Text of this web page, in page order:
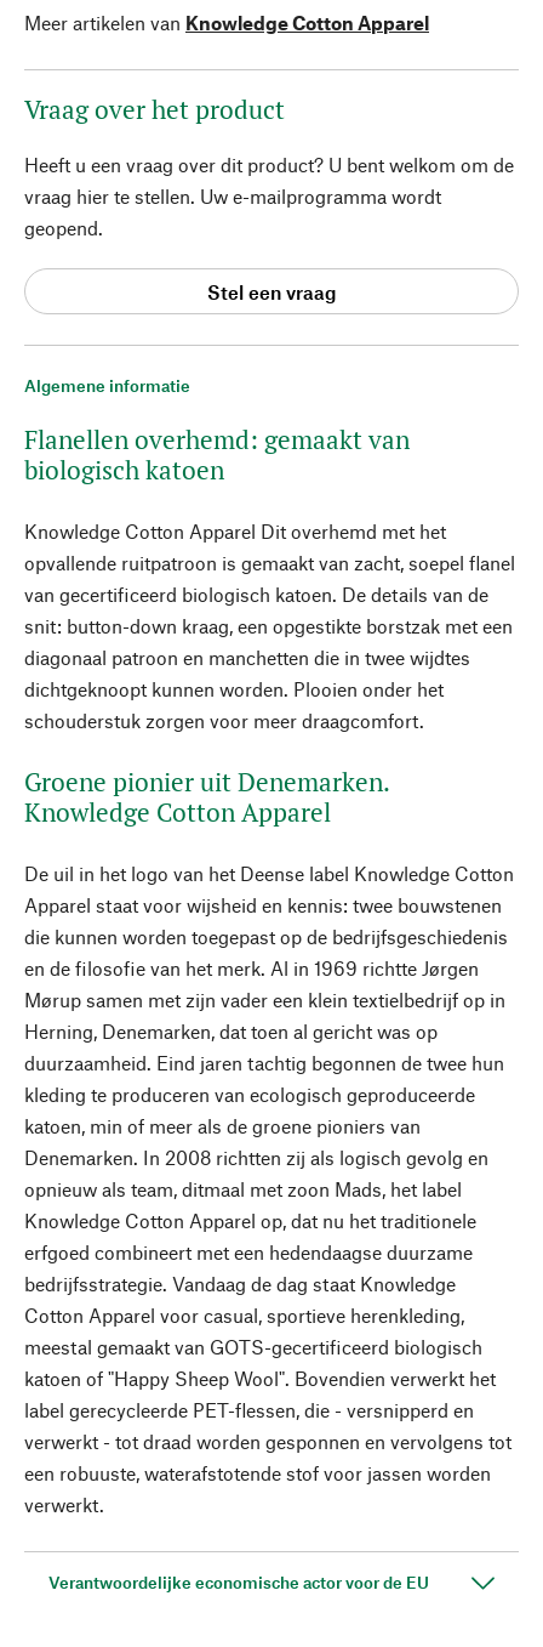
Algemene informatie
Flanellen overhemd: gemaakt van
biologisch katoen
Knowledge Cotton Apparel Dit overhemd met het
opvallende ruitpatroon is gemaakt van zacht, soepel flanel
van gecertificeerd biologisch katoen. De details van de
snit: button-down kraag, een opgestikte borstzak met een
diagonaal patroon en manchetten die in twee wijdtes
dichtgeknoopt kunnen worden. Plooien onder het
schouderstuk zorgen voor meer draagcomfort.
Groene pionier uit Denemarken.
Knowledge Cotton Apparel
De uil in het logo van het Deense label Knowledge Cotton
Apparel staat voor wijsheid en kennis: twee bouwstenen
die kunnen worden toegepast op de bedrijfsgeschiedenis
en de filosofie van het merk. Al in 1969 richtte Jørgen
Mørup samen met zijn vader een klein textielbedrijf op in
Herning, Denemarken, dat toen al gericht was op
duurzaamheid. Eind jaren tachtig begonnen de twee hun
kleding te produceren van ecologisch geproduceerde
katoen, min of meer als de groene pioniers van
Denemarken. In 2008 richtten zij als logisch gevolg en
opnieuw als team, ditmaal met zoon Mads, het label
Knowledge Cotton Apparel op, dat nu het traditionele
erfgoed combineert met een hedendaagse duurzame
bedrijfsstrategie. Vandaag de dag staat Knowledge
Cotton Apparel voor casual, sportieve herenkleding,
meestal gemaakt van GOTS-gecertificeerd biologisch
katoen of "Happy Sheep Wool". Bovendien verwerkt het
label gerecycleerde PET-flessen, die - versnipperd en
verwerkt - tot draad worden gesponnen en vervolgens tot
een robuuste, waterafstotende stof voor jassen worden
verwerkt.
Verantwoordelijke economische actor voor de EU
Meer artikelen van Knowledge Cotton Apparel
Vraag over het product
Heeft u een vraag over dit product? U bent welkom om de
vraag hier te stellen. Uw e-mailprogramma wordt
geopend.
Stel een vraag